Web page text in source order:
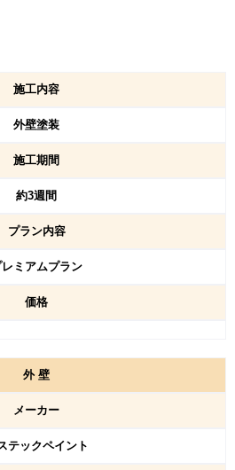
施工内容
外壁塗装
施工期間
約3週間
プラン内容
レミアムプラン
価格
外 壁
メーカー
テックペイント